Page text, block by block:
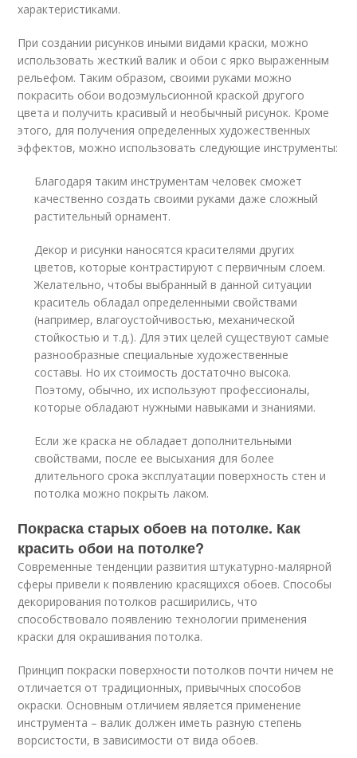
характеристиками.
При создании рисунков иными видами краски, можно
использовать жесткий валик и обои с ярко выраженным
рельефом. Таким образом, своими руками можно
покрасить обои водоэмульсионной краской другого
цвета и получить красивый и необычный рисунок. Кроме
этого, для получения определенных художественных
эффектов, можно использовать следующие инструменты:
Благодаря таким инструментам человек сможет
качественно создать своими руками даже сложный
растительный орнамент.
Декор и рисунки наносятся красителями других
цветов, которые контрастируют с первичным слоем.
Желательно, чтобы выбранный в данной ситуации
краситель обладал определенными свойствами
(например, влагоустойчивостью, механической
стойкостью и т.д.). Для этих целей существуют самые
разнообразные специальные художественные
составы. Но их стоимость достаточно высока.
Поэтому, обычно, их используют профессионалы,
которые обладают нужными навыками и знаниями.
Если же краска не обладает дополнительными
свойствами, после ее высыхания для более
длительного срока эксплуатации поверхность стен и
потолка можно покрыть лаком.
Покраска старых обоев на потолке. Как
красить обои на потолке?
Современные тенденции развития штукатурно-малярной
сферы привели к появлению красящихся обоев. Способы
декорирования потолков расширились, что
способствовало появлению технологии применения
краски для окрашивания потолка.
Принцип покраски поверхности потолков почти ничем не
отличается от традиционных, привычных способов
окраски. Основным отличием является применение
инструмента – валик должен иметь разную степень
ворсистости, в зависимости от вида обоев.